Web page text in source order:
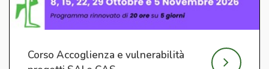
Corso Accoglienza e vulnerabilità